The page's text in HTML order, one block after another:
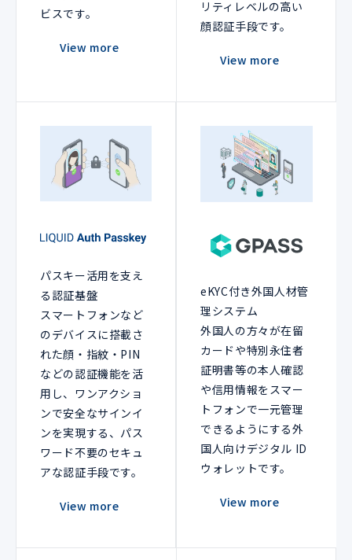
ビスです。
View more
リティレベルの高い
顔認証手段です。
View more
パスキー活用を支え
る認証基盤
スマートフォンなど
のデバイスに搭載さ
れた顔・指紋・PIN
などの認証機能を活
用し、ワンアクショ
ンで安全なサインイ
ンを実現する、パス
ワード不要のセキュ
アな認証手段です。
View more
eKYC付き外国人材管
理システム
外国人の方々が在留
カードや特別永住者
証明書等の本人確認
や信用情報をスマー
トフォンで一元管理
できるようにする外
国人向けデジタル ID
ウォレットです。
View more